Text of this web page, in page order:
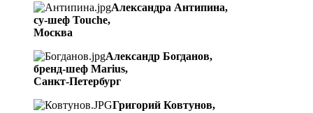
Александра Антипина,
су-шеф Touche,
Москва
Александр Богданов,
бренд-шеф Marius,
Санкт-Петербург
Григорий Ковтунов,